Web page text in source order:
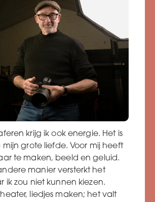
krijg ik ook energie. Het is
grote liefde. Voor mij heeft
te maken, beeld en geluid.
manier versterkt het
ik zou niet kunnen kiezen.
liedjes maken; het valt